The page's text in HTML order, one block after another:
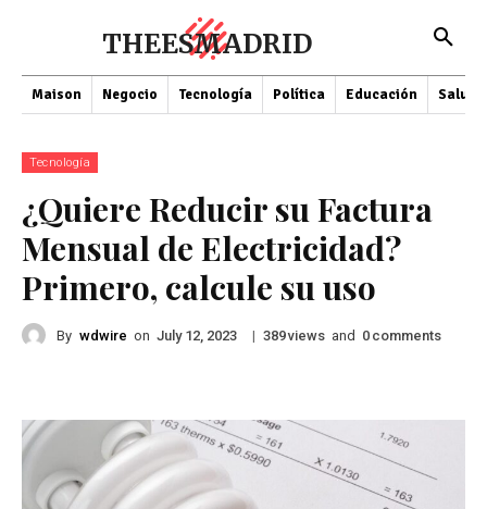
THEESMADRID
Maison Negocio Tecnología Política Educación Salud
Tecnología
¿Quiere Reducir su Factura
Mensual de Electricidad?
Primero, calcule su uso
By wdwire on July 12, 2023 | 389views and 0 comments